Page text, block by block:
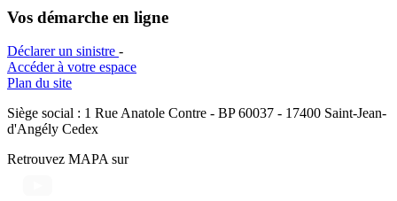
Vos démarche en ligne
Déclarer un sinistre -
Accéder à votre espace
Plan du site
Siège social : 1 Rue Anatole Contre - BP 60037 - 17400 Saint-Jean-
d'Angély Cedex
Retrouvez MAPA sur